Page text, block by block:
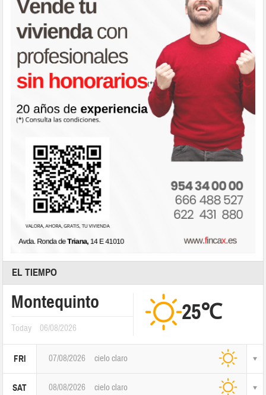
EL TIEMPO
Montequinto
Today 06/08/2026
25℃
FRI 07/08/2026 cielo claro
SAT 08/08/2026 cielo claro